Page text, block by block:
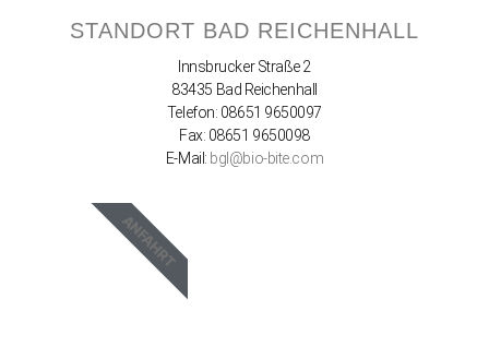
STANDORT BAD REICHENHALL
Innsbrucker Straße 2
83435 Bad Reichenhall
Telefon: 08651 9650097
Fax: 08651 9650098
E-Mail: bgl@bio-bite.com
ANFAHRT